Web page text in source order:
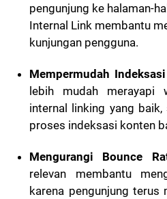
pengunjung ke halaman-
Internal Link membantu
kunjungan pengguna.
Mempermudah
lebih mudah merayapi
internal linking yang
proses indeksasi konten
Mengurangi Bounce
relevan membantu
karena pengunjung terus